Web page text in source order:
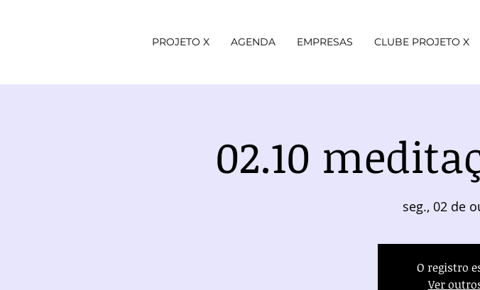
PROJETO X AGENDA EMPRESAS CLUBE PROJETO X
02.10
seg., 02 de
O registro
Ver